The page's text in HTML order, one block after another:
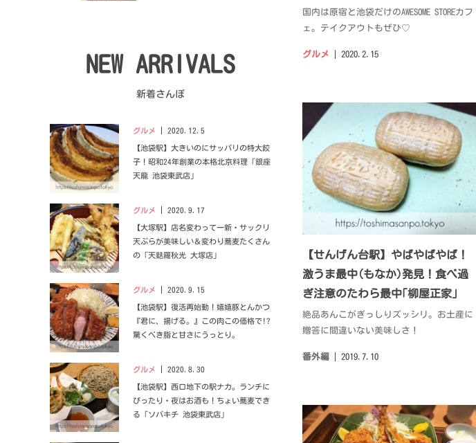
国内は原宿と池袋だけのAWESOME STOREカフ
ェ。テイクアウトもぜひ♡
グルメ 2020.2.15
【せんげん台駅】やばやばやば！
激うま最中(もなか)発見！食べ過
ぎ注意のたわら最中｢柳屋正家｣
絶品あんこがぎっしりズッシリ。お土産に
贈答に間違いない美味しさ！
番外編 2019.7.10
NEW ARRIVALS
新着さんぽ
グルメ 2020.12.5
【池袋駅】大きいのにサッパリの特大餃
子！昭和24年創業の本格北京料理「銀座
天龍 池袋東武店」
グルメ 2020.9.17
【大塚駅】店名変わって一新・サックリ
天ぷらが美味しい＆変わり蕎麦たくさん
の「天麩羅秋光 大塚店」
グルメ 2020.9.15
【池袋駅】復活再始動！嬉嬉豚とんかつ
『君に、揚げる。』この肉この価格で!?
驚くべき脂と甘さにうっとり。
グルメ 2020.8.30
【池袋駅】西口地下の駅ナカ。ランチに
ぴったり・夜はお酒も！ちょい蕎麦でき
る「ソバキチ 池袋東武店」